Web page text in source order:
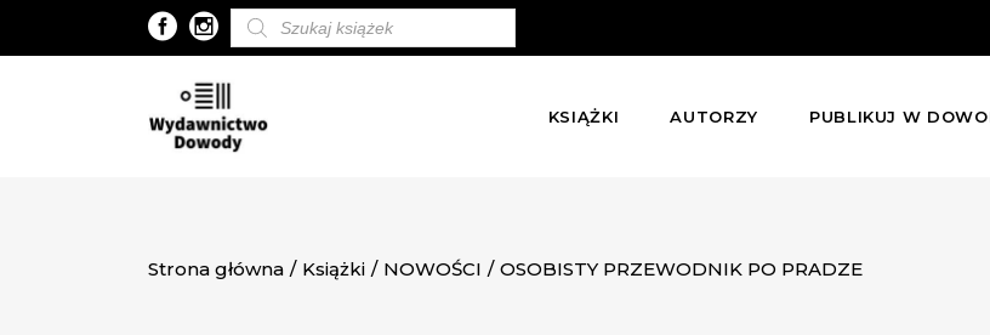
Wyszukiwarka
produktów
KSIĄŻKI AUTORZY PUBLIKUJ W
Strona główna / Książki / NOWOŚCI / OSOBISTY PRZEWODNIK PO PRADZE